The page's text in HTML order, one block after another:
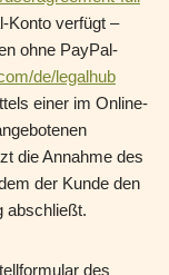
Konto verfügt –
ohne PayPal-
/de/legalhub
einer im Online-
die Annahme des
der Kunde den
abschließt.
des